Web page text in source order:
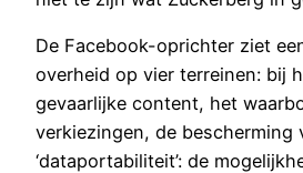
De Facebook-oprichter ziet
overheid op vier terreinen: bij
gevaarlijke content, het
verkiezingen, de bescherming
‘dataportabiliteit’: de